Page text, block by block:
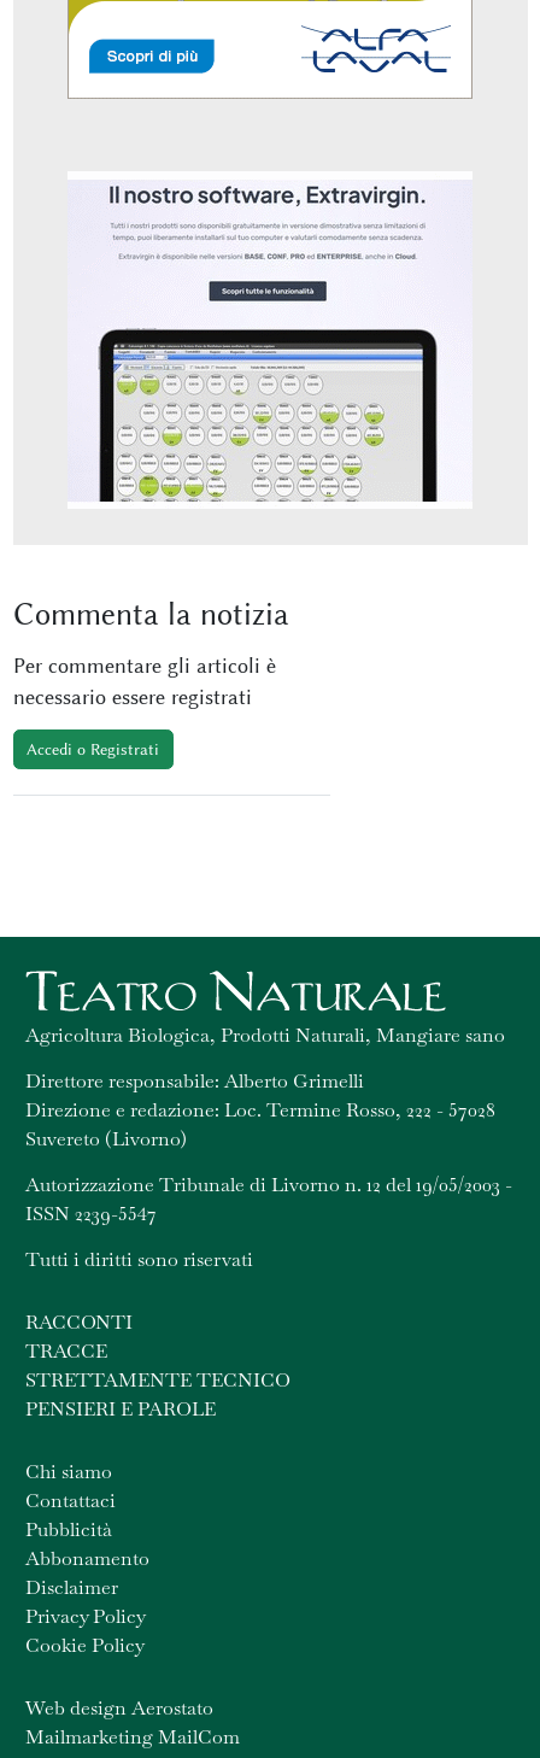
Commenta la notizia
Per commentare gli articoli è
necessario essere registrati
Accedi o Registrati
Agricoltura Biologica, Prodotti Naturali, Mangiare sano
Direttore responsabile: Alberto Grimelli
Direzione e redazione: Loc. Termine Rosso, 222 - 57028
Suvereto (Livorno)
Autorizzazione Tribunale di Livorno n. 12 del 19/05/2003 -
ISSN 2239-5547
Tutti i diritti sono riservati
RACCONTI
TRACCE
STRETTAMENTE TECNICO
PENSIERI E PAROLE
Chi siamo
Contattaci
Pubblicità
Abbonamento
Disclaimer
Privacy Policy
Cookie Policy
Web design Aerostato
Mailmarketing MailCom